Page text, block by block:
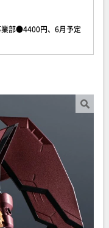
部●4400円、6月予定